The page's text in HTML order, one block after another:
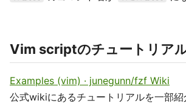
Vim scriptのチュートリア
Examples (vim) · junegunn/fzf Wiki
公式wikiにあるチュートリアルを一部紹